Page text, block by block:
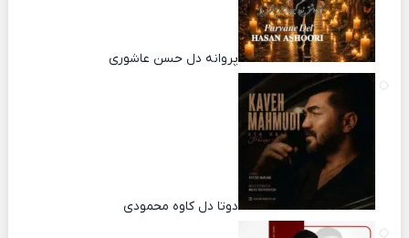
پروانه دل حسن عاشوری
دوتا دل کاوه محمودی